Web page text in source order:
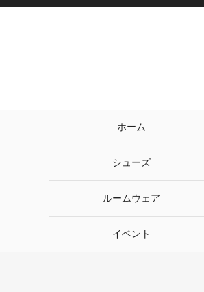
ホーム
シューズ
ルームウェア
イベント